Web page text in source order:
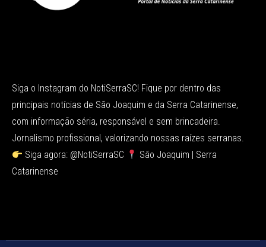
Siga o Instagram do NotiSerraSC! Fique por dentro das
principais notícias de São Joaquim e da Serra Catarinense,
com informação séria, responsável e sem brincadeira.
Jornalismo profissional, valorizando nossas raízes serranas.
Siga agora: @NotiSerraSC
São Joaquim | Serra
Catarinense